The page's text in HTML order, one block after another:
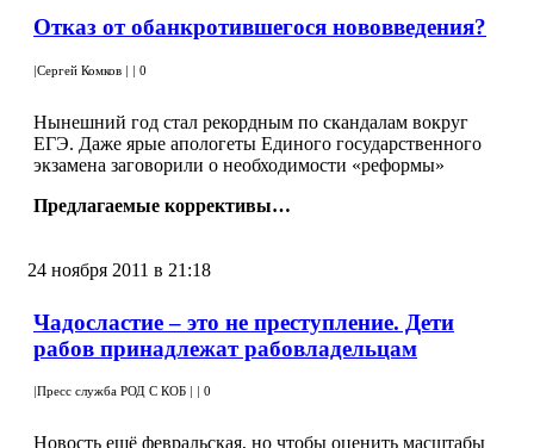
Отказ от обанкротившегося нововведения?
|Сергей Комков | | 0
Нынешний год стал рекордным по скандалам вокруг
ЕГЭ. Даже ярые апологеты Единого государственного
экзамена заговорили о необходимости «реформы»
Предлагаемые коррективы…
24 ноября 2011 в 21:18
Чадосластие – это не преступление. Дети
рабов принадлежат рабовладельцам
Пресс служба РОД С КОБ 0
Новость ещё февральская, но чтобы оценить масштабы